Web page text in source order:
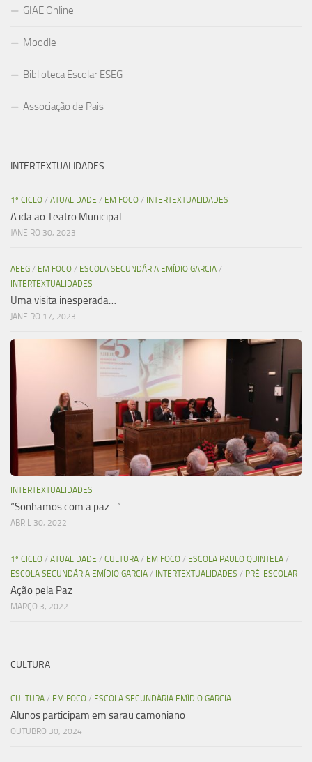
GIAE Online
Moodle
Biblioteca Escolar ESEG
Associação de Pais
INTERTEXTUALIDADES
1º CICLO / ATUALIDADE / EM FOCO / INTERTEXTUALIDADES
A ida ao Teatro Municipal
JANEIRO 30, 2023
AEEG / EM FOCO / ESCOLA SECUNDÁRIA EMÍDIO GARCIA /
INTERTEXTUALIDADES
Uma visita inesperada…
JANEIRO 17, 2023
INTERTEXTUALIDADES
“Sonhamos com a paz…”
ABRIL 30, 2022
1º CICLO / ATUALIDADE / CULTURA / EM FOCO / ESCOLA PAULO QUINTELA /
ESCOLA SECUNDÁRIA EMÍDIO GARCIA / INTERTEXTUALIDADES / PRÉ-ESCOLAR
Ação pela Paz
MARÇO 3, 2022
CULTURA
CULTURA / EM FOCO / ESCOLA SECUNDÁRIA EMÍDIO GARCIA
Alunos participam em sarau camoniano
OUTUBRO 30, 2024